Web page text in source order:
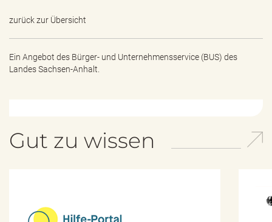
zurück zur Übersicht
Ein Angebot des Bürger- und Unternehmensservice (BUS) des
Landes Sachsen-Anhalt.
Gut zu wissen